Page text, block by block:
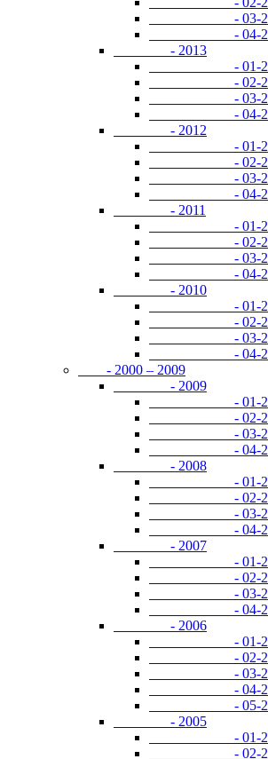
- 03-
- 04-
- 2013
- 01-
- 02-
- 03-
- 04-
- 2012
- 01-
- 02-
- 03-
- 04-
- 2011
- 01-
- 02-
- 03-
- 04-
- 2010
- 01-
- 02-
- 03-
- 04-
- 2000 – 2009
- 2009
- 01-
- 02-
- 03-
- 04-
- 2008
- 01-
- 02-
- 03-
- 04-
- 2007
- 01-
- 02-
- 03-
- 04-
- 2006
- 01-
- 02-
- 03-
- 04-
- 05-
- 2005
- 01-
- 02-